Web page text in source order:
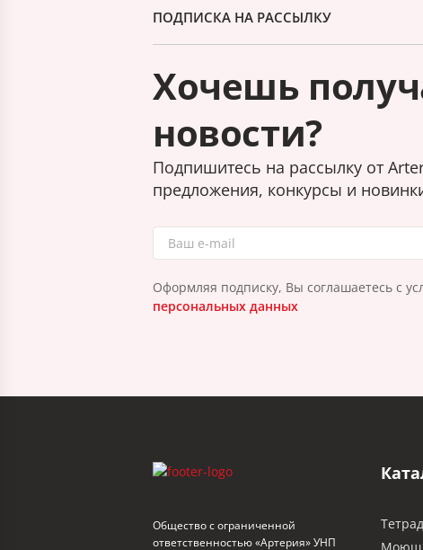
ПОДПИСКА НА РАССЫЛКУ
Хочешь
новости?
Подпишитесь на рассылку от
предложения, конкурсы и
Оформляя подписку, Вы соглашаетесь с
персональных данных
Общество с ограниченной
ответственностью «Артерия» УНП